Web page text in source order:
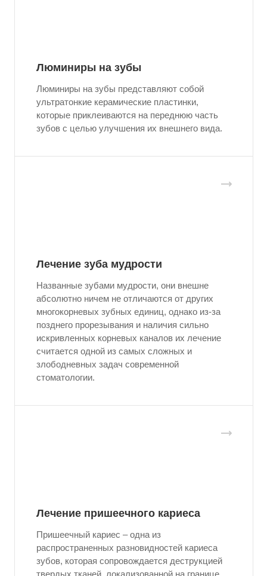
Люминиры на зубы
Люминиры на зубы представляют собой
ультратонкие керамические пластинки,
которые приклеиваются на переднюю часть
зубов с целью улучшения их внешнего вида.
Лечение зуба мудрости
Названные зубами мудрости, они внешне
абсолютно ничем не отличаются от других
многокорневых зубных единиц, однако из-за
позднего прорезывания и наличия сильно
искривленных корневых каналов их лечение
считается одной из самых сложных и
злободневных задач современной
стоматологии.
Лечение пришеечного кариеса
Пришеечный кариес – одна из
распространенных разновидностей кариеса
зубов, которая сопровождается деструкцией